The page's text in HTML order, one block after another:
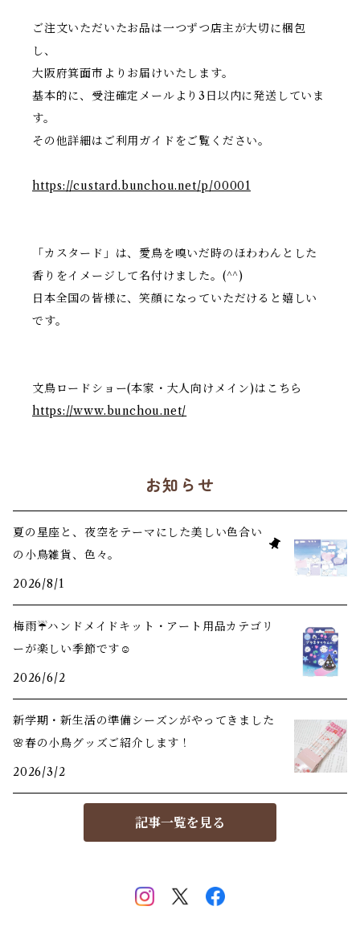
ご注文いただいたお品は一つずつ店主が大切に梱包
し、
大阪府箕面市よりお届けいたします。
基本的に、受注確定メールより3日以内に発送していま
す。
その他詳細はご利用ガイドをご覧ください。
https://custard.bunchou.net/p/00001
「カスタード」は、愛鳥を嗅いだ時のほわわんとした
香りをイメージして名付けました。(^^)
日本全国の皆様に、笑顔になっていただけると嬉しい
です。
文鳥ロードショー(本家・大人向けメイン)はこちら
https://www.bunchou.net/
お知らせ
夏の星座と、夜空をテーマにした美しい色合い
の小鳥雑貨、色々。
2026/8/1
梅雨☔️ハンドメイドキット・アート用品カテゴリ
ーが楽しい季節です☺️
2026/6/2
新学期・新生活の準備シーズンがやってきました
🌸春の小鳥グッズご紹介します！
2026/3/2
記事一覧を見る